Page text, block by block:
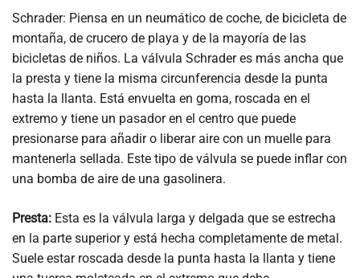
Schrader: Piensa en un neumático de coche, de bicicleta de
montaña, de crucero de playa y de la mayoría de las
bicicletas de niños. La válvula Schrader es más ancha que
la presta y tiene la misma circunferencia desde la punta
hasta la llanta. Está envuelta en goma, roscada en el
extremo y tiene un pasador en el centro que puede
presionarse para añadir o liberar aire con un muelle para
mantenerla sellada. Este tipo de válvula se puede inflar con
una bomba de aire de una gasolinera.
Presta: Esta es la válvula larga y delgada que se estrecha
en la parte superior y está hecha completamente de metal.
Suele estar roscada desde la punta hasta la llanta y tiene